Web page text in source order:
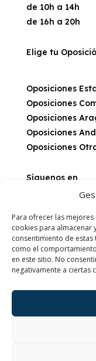
Para ofrecer las
cookies para almacenar
consentimiento de
como el
en este sitio. No
negativamente a ciertas
de 10h a 14h
de 16h a 20h
Elige tu
Oposiciones
Oposiciones
Oposiciones
Oposiciones
Oposiciones
Síguenos en
Sobre nosotros
Últimas
Blog
Características